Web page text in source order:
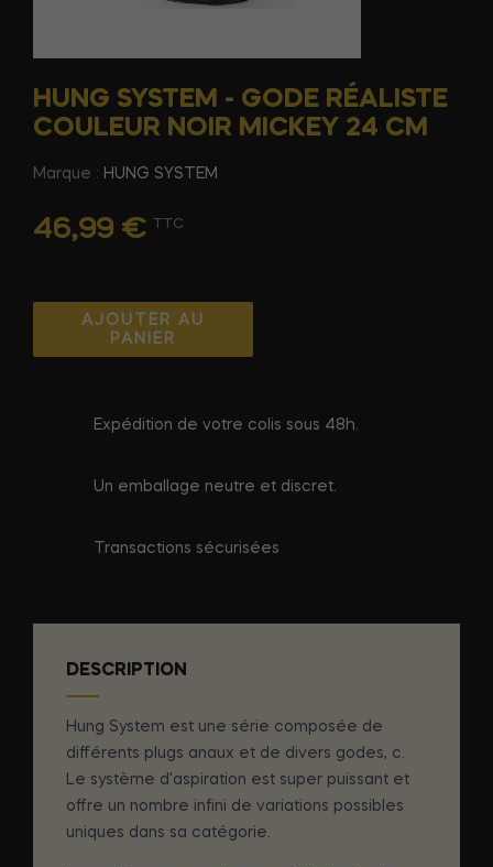
HUNG SYSTEM - GODE RÉALISTE
COULEUR NOIR MICKEY 24 CM
Marque : HUNG SYSTEM
46,99 € TTC
AJOUTER AU
PANIER
Expédition de votre colis sous 48h.
Un emballage neutre et discret.
Transactions sécurisées
DESCRIPTION
Hung System est une série composée de
différents plugs anaux et de divers godes, c.
Le système d'aspiration est super puissant et
offre un nombre infini de variations possibles
uniques dans sa catégorie.